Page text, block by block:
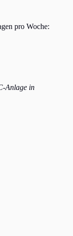
pro Woche:
Anlage in